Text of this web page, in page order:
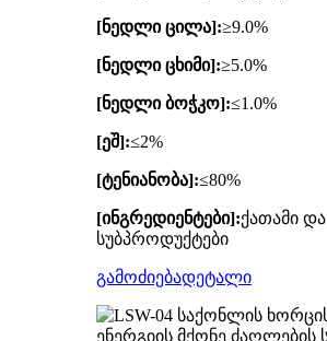
[ნედლი ცილა]:≥9.0%
[ნედლი ცხიმი]:≥5.0%
[ნედლი ბოჭკო]:≤1.0%
[ეშ]:≤2%
[ტენიანობა]:≤80%
[ინგრედიენტები]:ქათამი და
სუბპროდუქტები
გამოძიებადეტალი